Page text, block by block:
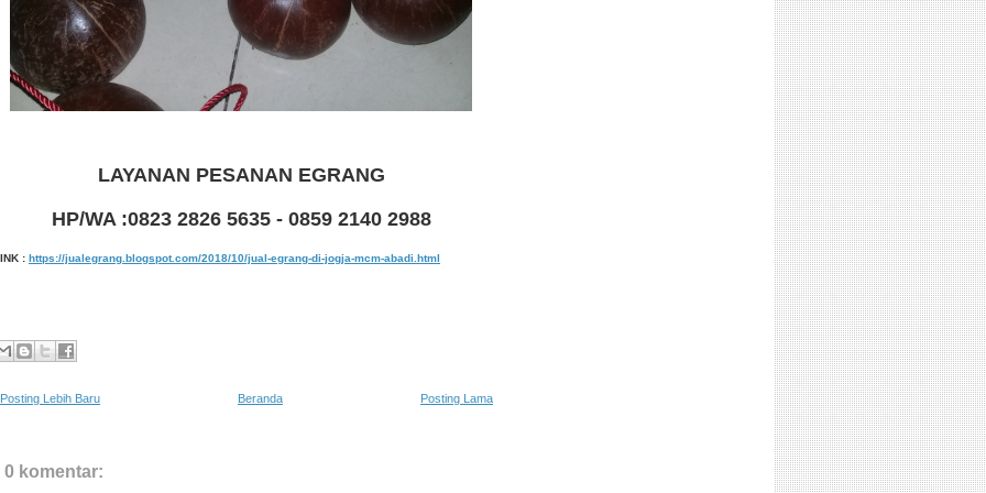
LAYANAN PESANAN EGRANG
HP/WA :0823 2826 5635 - 0859 2140 2988
: https://jualegrang.blogspot.com/2018/10/jual-egrang-di-jogja-mcm-abadi.html
Posting Lebih Baru Posting Lama
Beranda
0 komentar: